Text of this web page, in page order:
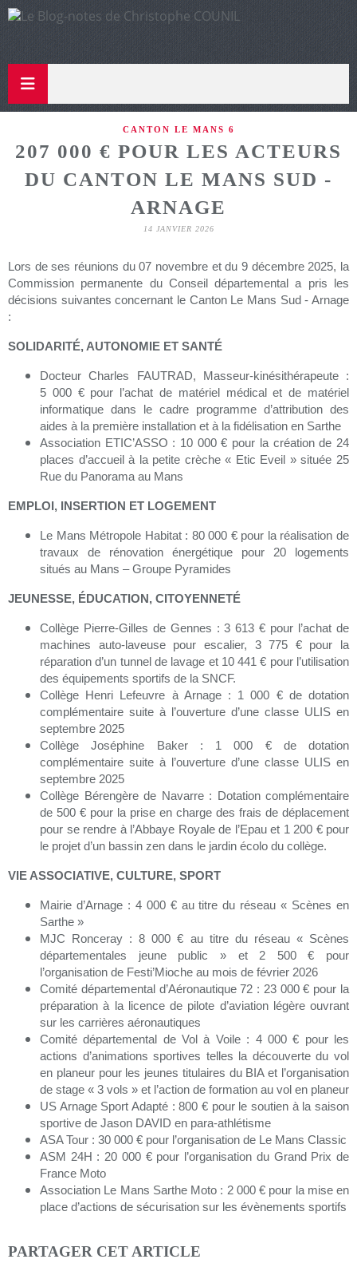
CANTON LE MANS 6
207 000 € POUR LES ACTEURS
DU CANTON LE MANS SUD -
ARNAGE
14 JANVIER 2026
Lors de ses réunions du 07 novembre et du 9 décembre 2025, la
Commission permanente du Conseil départemental a pris les
décisions suivantes concernant le Canton Le Mans Sud - Arnage
:
SOLIDARITÉ, AUTONOMIE ET SANTÉ
Docteur Charles FAUTRAD, Masseur-kinésithérapeute :
5 000 € pour l’achat de matériel médical et de matériel
informatique dans le cadre programme d’attribution des
aides à la première installation et à la fidélisation en Sarthe
Association ETIC’ASSO : 10 000 € pour la création de 24
places d’accueil à la petite crèche « Etic Eveil » située 25
Rue du Panorama au Mans
EMPLOI, INSERTION ET LOGEMENT
Le Mans Métropole Habitat : 80 000 € pour la réalisation de
travaux de rénovation énergétique pour 20 logements
situés au Mans – Groupe Pyramides
JEUNESSE, ÉDUCATION, CITOYENNETÉ
Collège Pierre-Gilles de Gennes : 3 613 € pour l’achat de
machines auto-laveuse pour escalier, 3 775 € pour la
réparation d’un tunnel de lavage et 10 441 € pour l’utilisation
des équipements sportifs de la SNCF.
Collège Henri Lefeuvre à Arnage : 1 000 € de dotation
complémentaire suite à l’ouverture d’une classe ULIS en
septembre 2025
Collège Joséphine Baker : 1 000 € de dotation
complémentaire suite à l’ouverture d’une classe ULIS en
septembre 2025
Collège Bérengère de Navarre : Dotation complémentaire
de 500 € pour la prise en charge des frais de déplacement
pour se rendre à l’Abbaye Royale de l’Epau et 1 200 € pour
le projet d’un bassin zen dans le jardin écolo du collège.
VIE ASSOCIATIVE, CULTURE, SPORT
Mairie d’Arnage : 4 000 € au titre du réseau « Scènes en
Sarthe »
MJC Ronceray : 8 000 € au titre du réseau « Scènes
départementales jeune public » et 2 500 € pour
l’organisation de Festi’Mioche au mois de février 2026
Comité départemental d’Aéronautique 72 : 23 000 € pour la
préparation à la licence de pilote d’aviation légère ouvrant
sur les carrières aéronautiques
Comité départemental de Vol à Voile : 4 000 € pour les
actions d’animations sportives telles la découverte du vol
en planeur pour les jeunes titulaires du BIA et l’organisation
de stage « 3 vols » et l’action de formation au vol en planeur
US Arnage Sport Adapté : 800 € pour le soutien à la saison
sportive de Jason DAVID en para-athlétisme
ASA Tour : 30 000 € pour l’organisation de Le Mans Classic
ASM 24H : 20 000 € pour l’organisation du Grand Prix de
France Moto
Association Le Mans Sarthe Moto : 2 000 € pour la mise en
place d’actions de sécurisation sur les évènements sportifs
PARTAGER CET ARTICLE